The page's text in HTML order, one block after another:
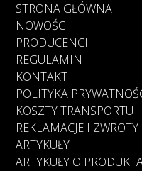
STRONA GŁÓWNA
NOWOŚCI
PRODUCENCI
REGULAMIN
KONTAKT
POLITYKA
KOSZTY TRANSPORTU
REKLAMACJE I ZWROTY
ARTYKUŁY
ARTYKUŁY O